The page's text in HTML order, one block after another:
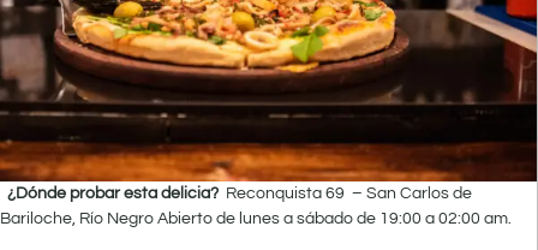
¿Dónde probar esta delicia? Reconquista 69 – San Carlos de
Bariloche, Río Negro Abierto de lunes a sábado de 19:00 a 02:00 am.